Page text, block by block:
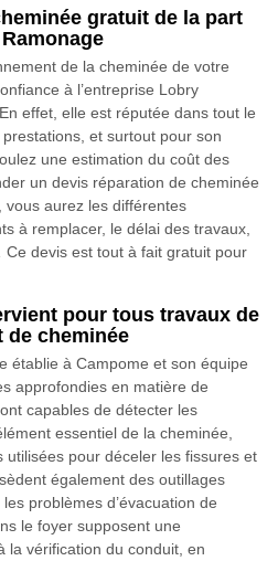
gratuit de la part
de la cheminée de votre
à l’entreprise Lobry
effet, elle est réputée dans tout le
et surtout pour son
une estimation du coût des
un devis réparation de cheminée
vous aurez les différentes
à remplacer, le délai des travaux,
devis est tout à fait gratuit pour
pour tous travaux de
de cheminée
établie à Campome et son équipe
approfondies en matière de
capables de détecter les
essentiel de la cheminée,
utilisées pour déceler les fissures et
également des outillages
problèmes d’évacuation de
le foyer supposent une
la vérification du conduit, en